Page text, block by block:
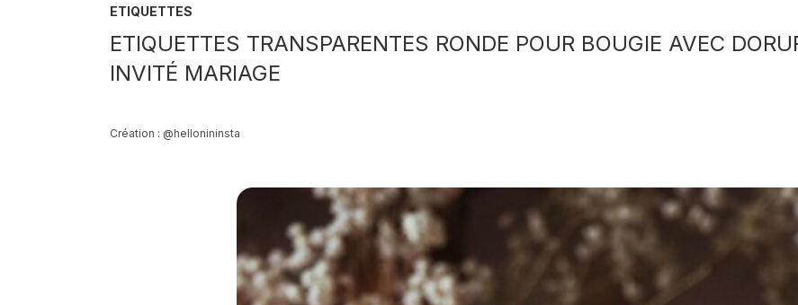
ETIQUETTES
ETIQUETTES TRANSPARENTES RONDE POUR BOUGIE AVEC
INVITÉ MARIAGE
Création : @hellonininsta